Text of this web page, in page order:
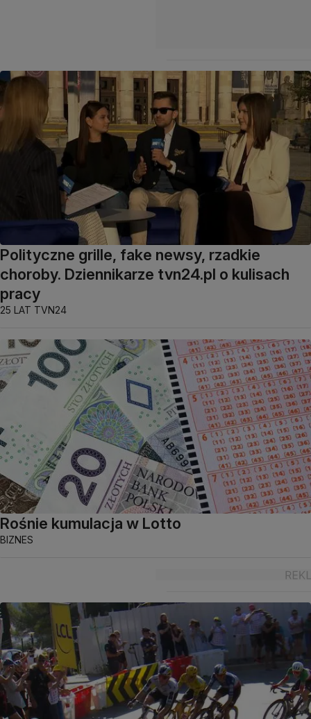
Polityczne grille, fake newsy, rzadkie
choroby. Dziennikarze tvn24.pl o kulisach
pracy
25 LAT TVN24
Rośnie kumulacja w Lotto
BIZNES